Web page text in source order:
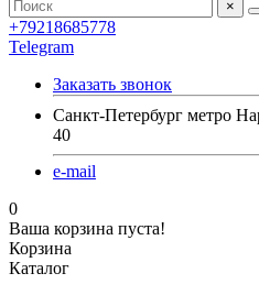
×
+79218685778
Telegram
Заказать звонок
Санкт-Петербург метро
40
e-mail
0
Ваша корзина пуста!
Корзина
Каталог